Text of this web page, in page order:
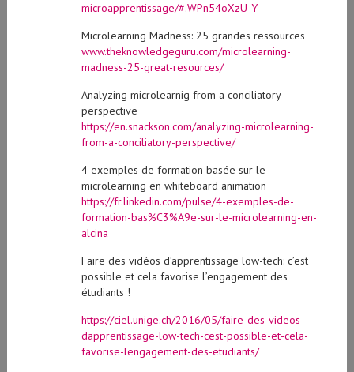
microapprentissage/#.WPn54oXzU-Y
Microlearning Madness: 25 grandes ressources
www.theknowledgeguru.com/microlearning-
madness-25-great-resources/
Analyzing microlearnig from a conciliatory
perspective
https://en.snackson.com/analyzing-microlearning-
from-a-conciliatory-perspective/
4 exemples de formation basée sur le
microlearning en whiteboard animation
https://fr.linkedin.com/pulse/4-exemples-de-
formation-bas%C3%A9e-sur-le-microlearning-en-
alcina
Faire des vidéos d’apprentissage low-tech: c’est
possible et cela favorise l’engagement des
étudiants !
https://ciel.unige.ch/2016/05/faire-des-videos-
dapprentissage-low-tech-cest-possible-et-cela-
favorise-lengagement-des-etudiants/